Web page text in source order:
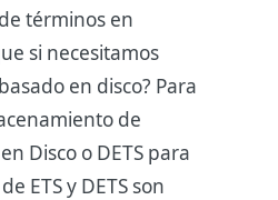
términos en
si necesitamos
en disco? Para
de
Disco o DETS para
ETS y DETS son